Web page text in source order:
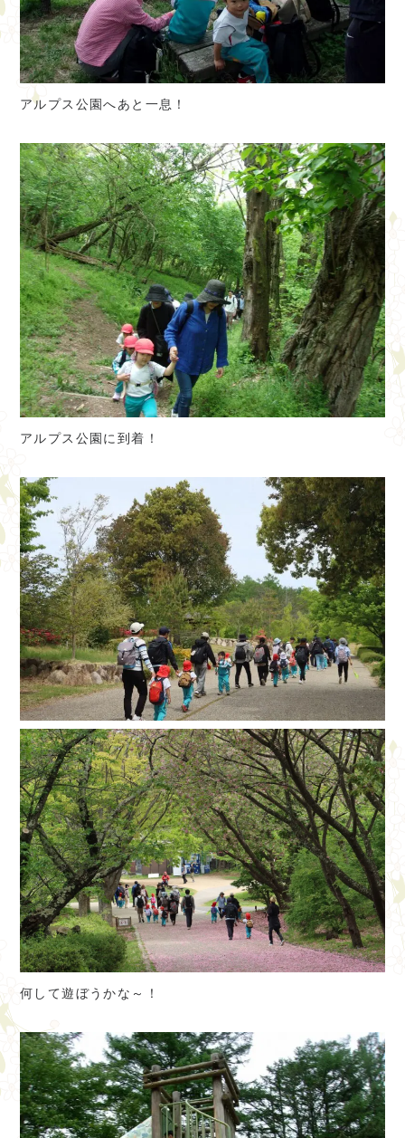
アルプス公園へあと一息！
アルプス公園に到着！
何して遊ぼうかな～！